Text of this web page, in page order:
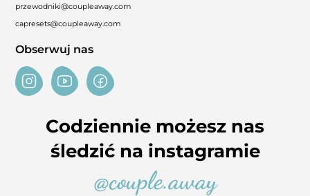
przewodniki@coupleaway.com
capresets@coupleaway.com
Obserwuj nas
Codziennie możesz nas
śledzić na instagramie
@couple.away